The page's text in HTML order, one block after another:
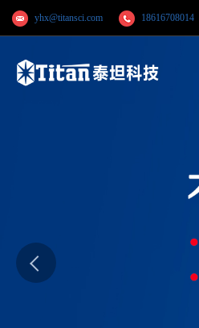
yhx@titansci.com 18616708014